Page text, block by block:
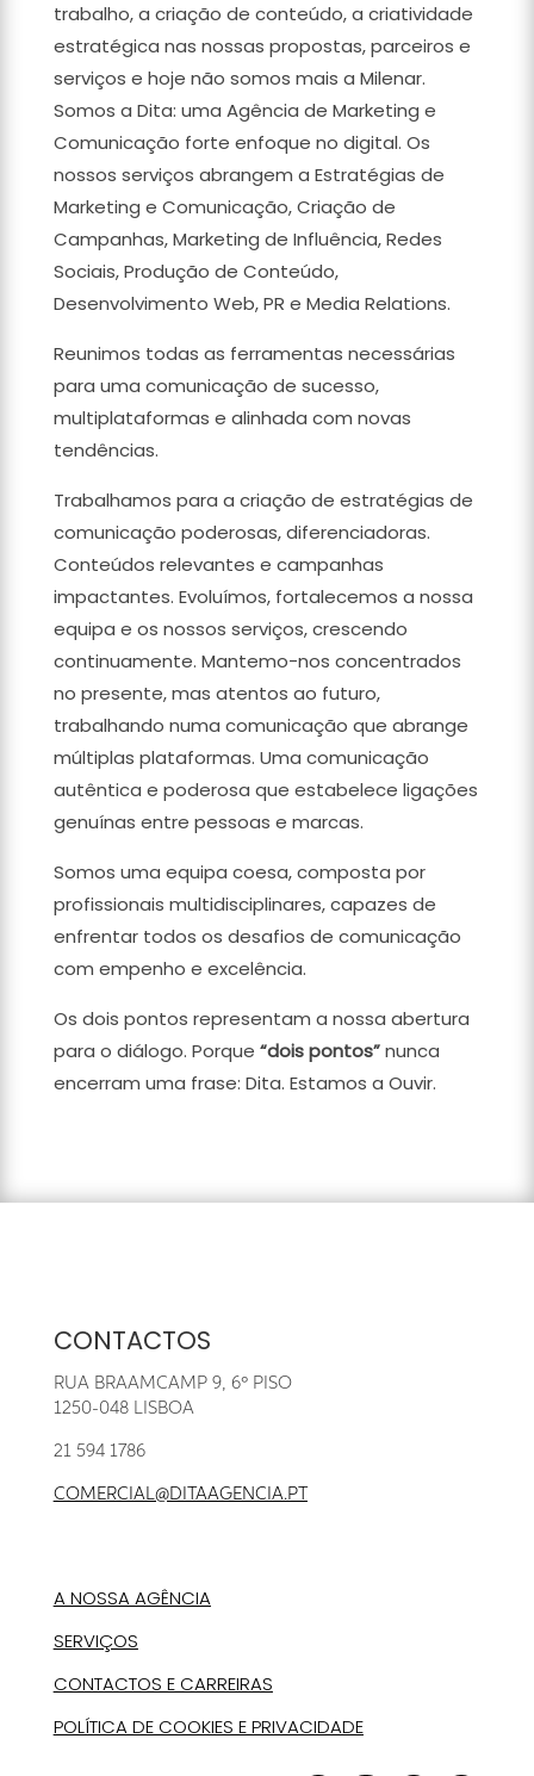
trabalho, a criação de conteúdo, a criatividade
estratégica nas nossas propostas, parceiros e
serviços e hoje não somos mais a Milenar.
Somos a Dita: uma Agência de Marketing e
Comunicação forte enfoque no digital. Os
nossos serviços abrangem a Estratégias de
Marketing e Comunicação, Criação de
Campanhas, Marketing de Influência, Redes
Sociais, Produção de Conteúdo,
Desenvolvimento Web, PR e Media Relations.
Reunimos todas as ferramentas necessárias
para uma comunicação de sucesso,
multiplataformas e alinhada com novas
tendências.
Trabalhamos para a criação de estratégias de
comunicação poderosas, diferenciadoras.
Conteúdos relevantes e campanhas
impactantes. Evoluímos, fortalecemos a nossa
equipa e os nossos serviços, crescendo
continuamente. Mantemo-nos concentrados
no presente, mas atentos ao futuro,
trabalhando numa comunicação que abrange
múltiplas plataformas. Uma comunicação
autêntica e poderosa que estabelece ligações
genuínas entre pessoas e marcas.
Somos uma equipa coesa, composta por
profissionais multidisciplinares, capazes de
enfrentar todos os desafios de comunicação
com empenho e excelência.
Os dois pontos representam a nossa abertura
para o diálogo. Porque “dois pontos”nunca
encerram uma frase: Dita. Estamos a Ouvir.
CONTACTOS
RUA BRAAMCAMP 9, 6º PISO
1250-048 LISBOA
21 594 1786
COMERCIAL@DITAAGENCIA.PT
A NOSSA AGÊNCIA
SERVIÇOS
CONTACTOS E CARREIRAS
POLÍTICA DE COOKIES E PRIVACIDADE